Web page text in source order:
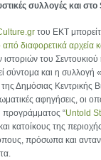
συλλογές και στο
του ΕΚΤ
από διαφορετικά αρχεία
του
σύντομα και η συλλογή
Δημόσιας Κεντρικής
αφηγήσεις, οι
προγράμματος “Untold
κατοίκους της
πρόσωπα και